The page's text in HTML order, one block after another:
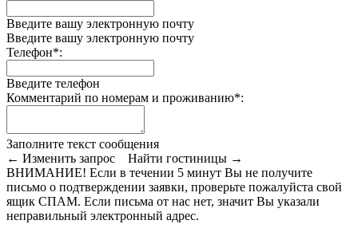
Введите вашу электронную почту
Введите вашу электронную почту
Телефон*:
Введите телефон
Комментарий по номерам и проживанию*:
Заполните текст сообщения
← Изменить запрос
Найти гостиницы →
ВНИМАНИЕ! Если в течении 5 минут Вы не получите
письмо о подтверждении заявки, проверьте пожалуйста свой
ящик СПАМ. Если письма от нас нет, значит Вы указали
неправильный электронный адрес.